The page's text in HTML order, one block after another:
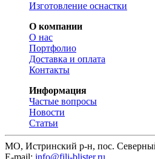
Изготовление оснастки
О компании
О нас
Портфолио
Доставка и оплата
Контакты
Информация
Частые вопросы
Новости
Статьи
МО, Истринский р-н, пос.
E-mail: info@fili-blister.ru